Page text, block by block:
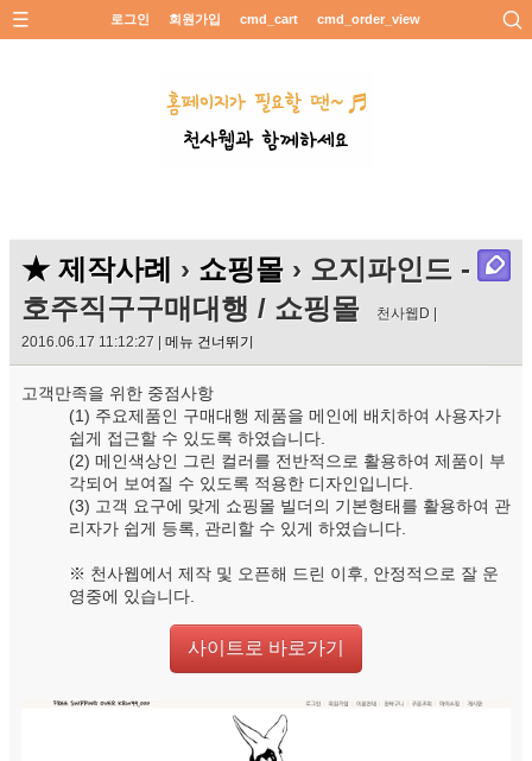
로그인 회원가입 cmd_cart cmd_order_view
★ 제작사례 › 쇼핑몰 › 오지파인드 -
호주직구구매대행 / 쇼핑몰
천사웹D |
2016.06.17 11:12:27 | 메뉴 건너뛰기
고객만족을 위한 중점사항
(1) 주요제품인 구매대행 제품을 메인에 배치하여 사용자가
쉽게 접근할 수 있도록 하였습니다.
(2) 메인색상인 그린 컬러를 전반적으로 활용하여 제품이 부
각되어 보여질 수 있도록 적용한 디자인입니다.
(3) 고객 요구에 맞게 쇼핑몰 빌더의 기본형태를 활용하여 관
리자가 쉽게 등록, 관리할 수 있게 하였습니다.
※ 천사웹에서 제작 및 오픈해 드린 이후, 안정적으로 잘 운
영중에 있습니다.
사이트로 바로가기